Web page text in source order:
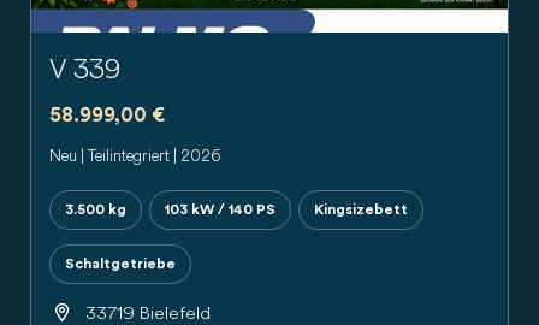
V 339
58.999,00 €
Neu | Teilintegriert | 2026
3.500 kg 103 kW / 140 PS Kingsizebett
Schaltgetriebe
33719 Bielefeld